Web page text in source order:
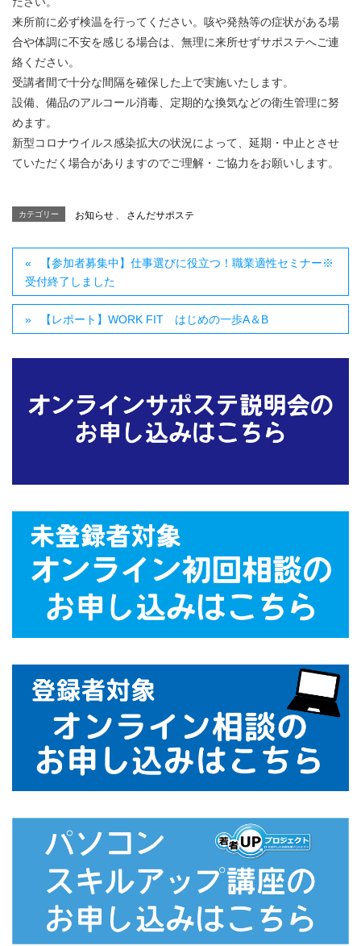
来所前に必ず検温を行ってください。咳や発熱等の症状がある場
合や体調に不安を感じる場合は、無理に来所せずサポステへご連
絡ください。
受講者間で十分な間隔を確保した上で実施いたします。
設備、備品のアルコール消毒、定期的な換気などの衛生管理に努
めます。
新型コロナウイルス感染拡大の状況によって、延期・中止とさせ
ていただく場合がありますのでご理解・ご協力をお願いします。
カテゴリー お知らせ 、 さんだサポステ
【参加者募集中】仕事選びに役立つ！職業適性セミナー※
受付終了しました
【レポート】WORK FIT はじめの一歩A＆B